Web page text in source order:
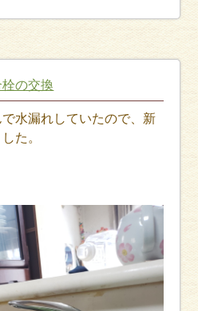
の交換
水漏れしていたので、新
た。